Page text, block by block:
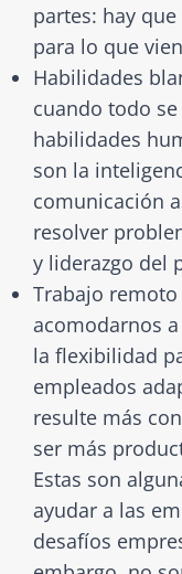
partes: hay
para lo que
Habilidades
cuando todo
habilidades
son la
comunicación
resolver
y liderazgo del
Trabajo
acomodarnos
la flexibilidad
empleados
resulte más
ser más
Estas son
ayudar a las
desafíos